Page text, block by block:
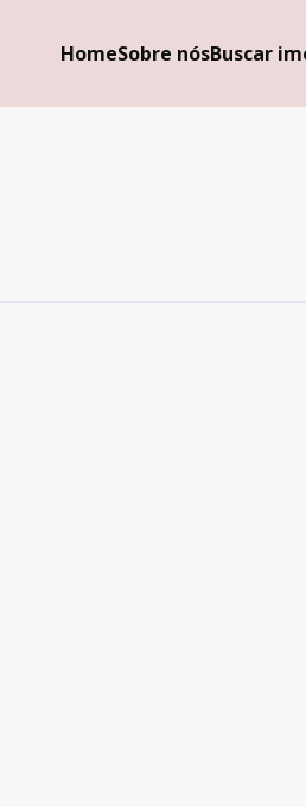
HomeSobre nósBuscar